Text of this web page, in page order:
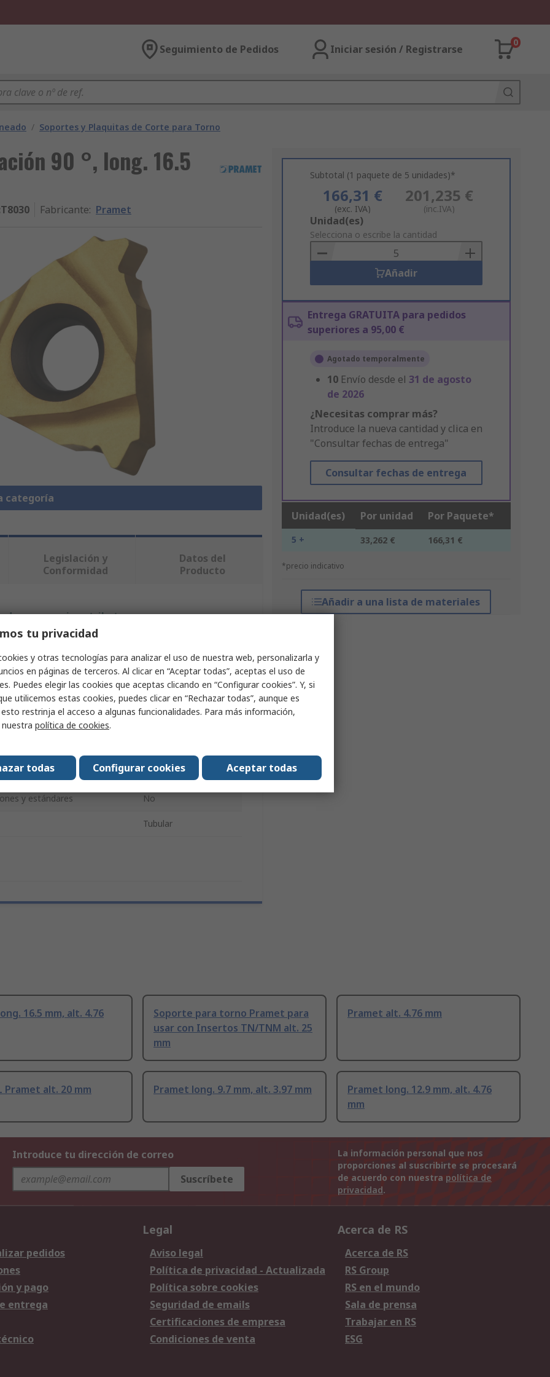
Seguimiento de Pedidos Iniciar sesión / Registrarse
0
/ Soportes y Plaquitas de Corte para Torno
90 °, long. 16.5
Fabricante: Pramet
categoría
Subtotal (1 paquete de 5 unidades)*
166,31 €
(exc. IVA)
201,235 €
(inc.IVA)
Add
to
Basket
Unidad(es)
Selecciona o escribe la cantidad
Añadir
Entrega GRATUITA para pedidos
superiores a 95,00 €
Agotado temporalmente
10 Envío desde el 31 de agosto
de 2026
¿Necesitas comprar más?
Introduce la nueva cantidad y clica en
"Consultar fechas de entrega"
Consultar fechas de entrega
Unidad(es) Por unidad Por Paquete*
5 + 33,262 € 166,31 €
*precio indicativo
Añadir a una lista de materiales
Legislación y
Conformidad
Datos del
Producto
uno o varios atributos.
Pramet
Pieza de torno
aproximación
3.47mm
y estándares No
Tubular
16.5 mm, alt. 4.76
Soporte para torno Pramet para
usar con Insertos TN/TNM alt. 25
mm
Pramet alt. 4.76 mm
Pramet alt. 20 mm Pramet long. 9.7 mm, alt. 3.97 mm
Pramet long. 12.9 mm, alt. 4.76
mm
Introduce tu dirección de correo
Suscríbete
La información personal que nos
proporciones al suscribirte se procesará
de acuerdo con nuestra política de
privacidad.
pedidos
y pago
entrega
Legal
Aviso legal
Política de privacidad - Actualizada
Política sobre cookies
Seguridad de emails
Certificaciones de empresa
Condiciones de venta
Acerca de RS
Acerca de RS
RS Group
RS en el mundo
Sala de prensa
Trabajar en RS
ESG
tu privacidad
y otras tecnologías para analizar el uso de nuestra web, personalizarla y
en páginas de terceros. Al clicar en “Aceptar todas”, aceptas el uso de
Puedes elegir las cookies que aceptas clicando en “Configurar cookies”. Y, si
utilicemos estas cookies, puedes clicar en “Rechazar todas”, aunque es
restrinja el acceso a algunas funcionalidades. Para más información,
política de cookies.
Aceptar todas
Configurar cookies
todas